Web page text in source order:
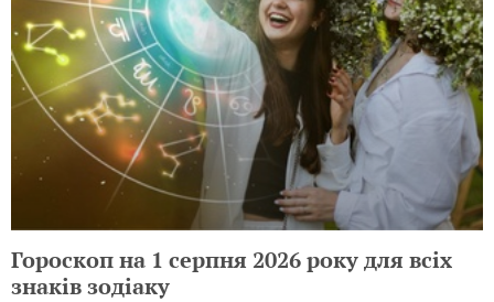
Гороскоп на 1 серпня 2026 року для всіх
знаків зодіаку